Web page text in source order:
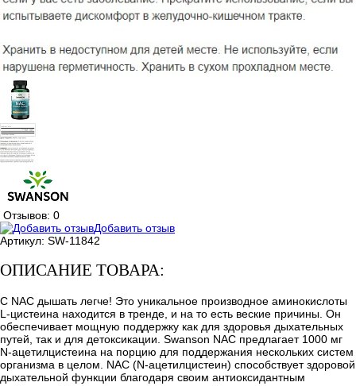
Отзывов: 0
Добавить отзыв
Артикул: SW-11842
ОПИСАНИЕ ТОВАРА:
С NAC дышать легче! Это уникальное производное аминокислоты
L-цистеина находится в тренде, и на то есть веские причины. Он
обеспечивает мощную поддержку как для здоровья дыхательных
путей, так и для детоксикации. Swanson NAC предлагает 1000 мг
N-ацетилцистеина на порцию для поддержания нескольких систем
организма в целом. NAC (N-ацетилцистеин) способствует здоровой
дыхательной функции благодаря своим антиоксидантным